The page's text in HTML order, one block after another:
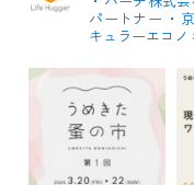
パートナー ・
キュラーエコ